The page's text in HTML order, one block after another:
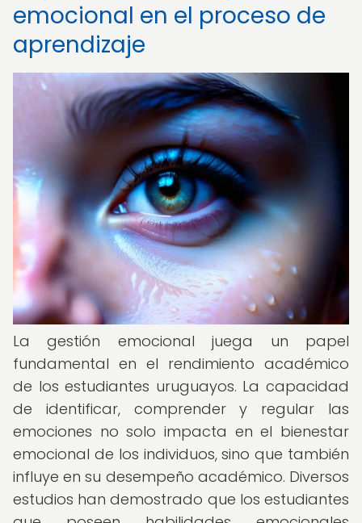
emocional en el proceso de
aprendizaje
La gestión emocional juega un papel
fundamental en el rendimiento académico
de los estudiantes uruguayos. La capacidad
de identificar, comprender y regular las
emociones no solo impacta en el bienestar
emocional de los individuos, sino que también
influye en su desempeño académico. Diversos
estudios han demostrado que los estudiantes